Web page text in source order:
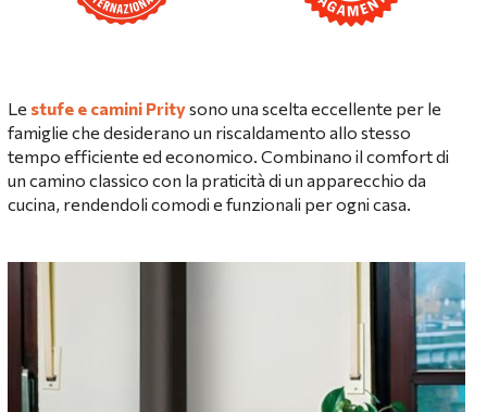
Le stufe e camini Pritysono una scelta eccellente per le
famiglie che desiderano un riscaldamento allo stesso
tempo efficiente ed economico. Combinano il comfort di
un camino classico con la praticità di un apparecchio da
cucina, rendendoli comodi e funzionali per ogni casa.